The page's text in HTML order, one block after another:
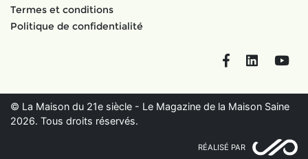
Termes et conditions
Politique de confidentialité
FacebookLinkedIn
© La Maison du 21e siècle - Le Magazine de la Maison Saine
2026. Tous droits réservés.
RÉALISÉ PAR